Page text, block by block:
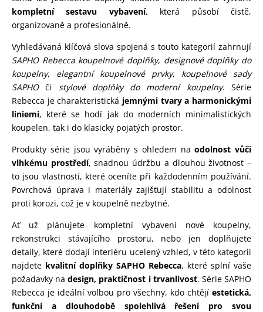
kompletní sestavu vybavení, která působí čistě,
organizovaně a profesionálně.
Vyhledávaná klíčová slova spojená s touto kategorií zahrnují
SAPHO Rebecca koupelnové doplňky, designové doplňky do
koupelny, elegantní koupelnové prvky, koupelnové sady
SAPHOči stylové doplňky do moderní koupelny. Série
Rebecca je charakteristická jemnými tvary a harmonickými
liniemi, které se hodí jak do moderních minimalistických
koupelen, tak i do klasicky pojatých prostor.
Produkty série jsou vyráběny s ohledem naodolnost vůči
vlhkému prostředí, snadnou údržbu a dlouhou životnost –
to jsou vlastnosti, které oceníte při každodenním používání.
Povrchová úprava i materiály zajišťují stabilitu a odolnost
proti korozi, což je v koupelně nezbytné.
Ať už plánujete kompletní vybavení nové koupelny,
rekonstrukci stávajícího prostoru, nebo jen doplňujete
detaily, které dodají interiéru ucelený vzhled, v této kategorii
najdete kvalitní doplňky SAPHO Rebecca, které splní vaše
požadavky nadesign, praktičnost i trvanlivost. Série SAPHO
Rebecca je ideální volbou pro všechny, kdo chtějí estetická,
funkční a dlouhodobě spolehlivá řešení pro svou